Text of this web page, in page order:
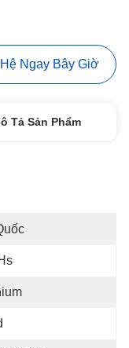
Ngay Bây Giờ
Tả Sản Phẩm